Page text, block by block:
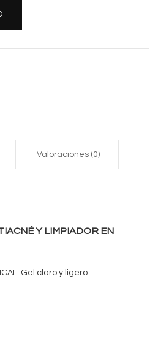
Valoraciones (0)
Y LIMPIADOR EN
Gel claro y ligero.